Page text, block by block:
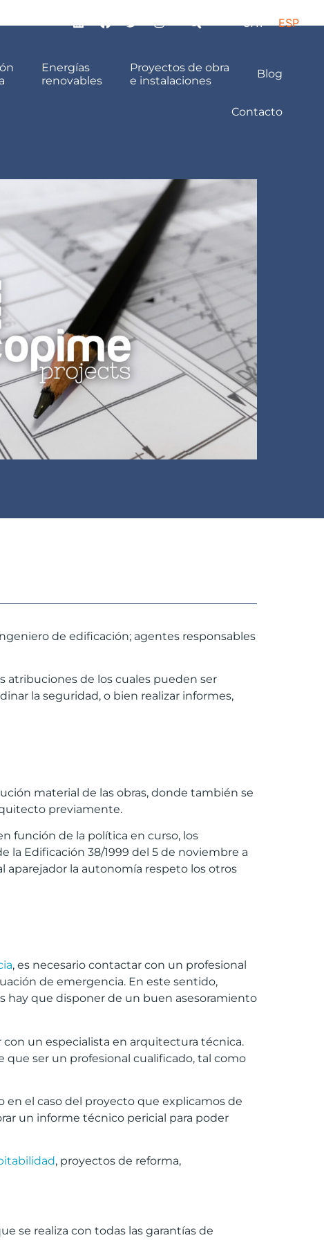
CAT ESP
Energías
renovables
Proyectos de obra
e instalaciones
Blog
Contacto
de edificación; agentes responsables
atribuciones de los cuales pueden ser
la seguridad, o bien realizar informes,
material de las obras, donde también se
previamente.
función de la política en curso, los
la Edificación 38/1999 del 5 de noviembre a
aparejador la autonomía respeto los otros
, es necesario contactar con un profesional
de emergencia. En este sentido,
hay que disponer de un buen asesoramiento
un especialista en arquitectura técnica.
que ser un profesional cualificado, tal como
el caso del proyecto que explicamos de
un informe técnico pericial para poder
, proyectos de reforma,
se realiza con todas las garantías de